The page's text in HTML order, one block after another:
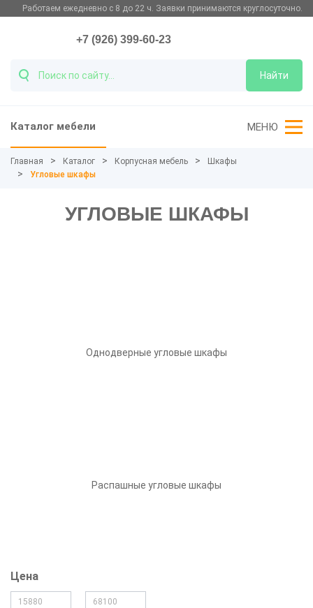
Работаем ежедневно с 8 до 22 ч. Заявки принимаются круглосуточно.
Найти
+7 (926) 399-60-23
Каталог мебели МЕНЮ
Главная Каталог Корпусная мебель
Шкафы
Угловые шкафы
УГЛОВЫЕ ШКАФЫ
Однодверные угловые шкафы
Распашные угловые шкафы
Цена